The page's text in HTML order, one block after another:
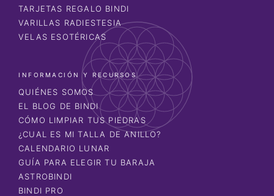
TARJETAS REGALO BINDI
VARILLAS RADIESTESIA
VELAS ESOTÉRICAS
INFORMACIÓN Y RECURSOS
QUIÉNES SOMOS
EL BLOG DE BINDI
CÓMO LIMPIAR TUS PIEDRAS
¿CUAL ES MI TALLA DE ANILLO?
CALENDARIO LUNAR
GUÍA PARA ELEGIR TU BARAJA
ASTROBINDI
BINDI PRO